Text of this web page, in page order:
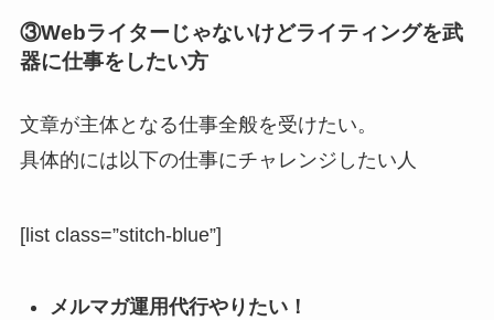
③Webライターじゃないけどライティングを武
器に仕事をしたい方
文章が主体となる仕事全般を受けたい。
具体的には以下の仕事にチャレンジしたい人
[list class=”stitch-blue”]
メルマガ運用代行やりたい！